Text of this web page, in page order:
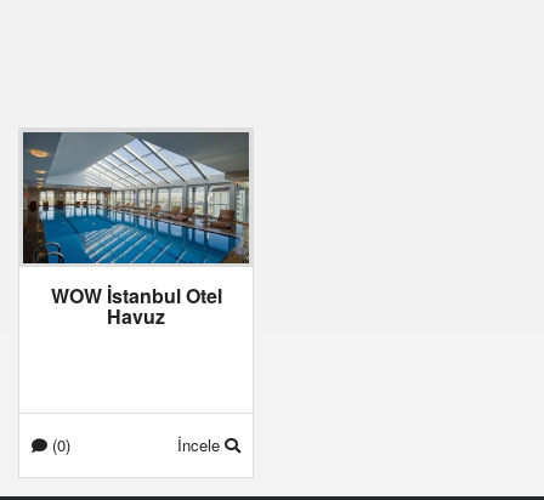
WOW İstanbul Otel
Havuz
(0) İncele